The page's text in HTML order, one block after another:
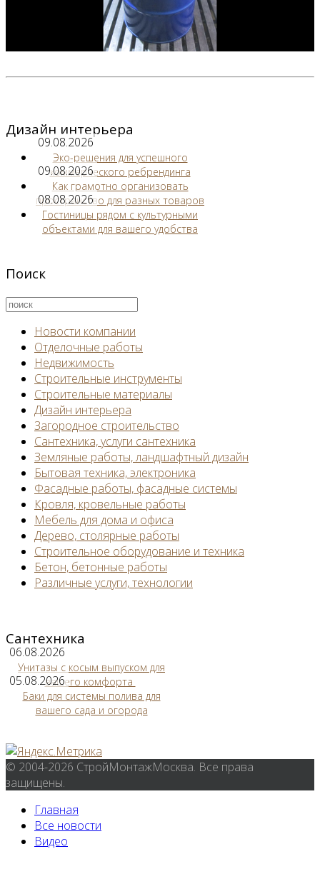
Дизайн интерьера
09.08.2026
Эко-решения для успешного
коммерческого ребрендинга
09.08.2026
Как грамотно организовать
пространство для разных товаров
08.08.2026
Гостиницы рядом с культурными
объектами для вашего удобства
Поиск
Новости компании
Отделочные работы
Недвижимость
Строительные инструменты
Строительные материалы
Дизайн интерьера
Загородное строительство
Сантехника, услуги сантехника
Земляные работы, ландшафтный дизайн
Бытовая техника, электроника
Фасадные работы, фасадные системы
Кровля, кровельные работы
Мебель для дома и офиса
Дерево, столярные работы
Строительное оборудование и техника
Бетон, бетонные работы
Различные услуги, технологии
Сантехника
06.08.2026
Унитазы с косым выпуском для
вашего комфорта
05.08.2026
Баки для системы полива для
вашего сада и огорода
© 2004-2026 СтройМонтажМосква. Все права
защищены.
Главная
Все новости
Видео